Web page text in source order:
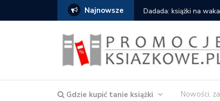
Najnowsze Dadada: książki na
Gdzie kupić tanie książki Nowości,